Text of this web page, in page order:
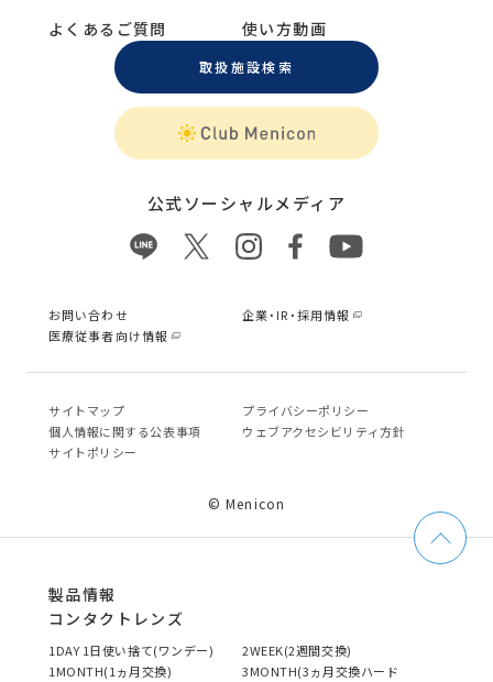
よくあるご質問 使い方動画
取扱施設検索
公式ソーシャルメディア
お問い合わせ
企業・IR・採用情報
医療従事者向け情報
サイトマップ
プライバシーポリシー
個⼈情報に関する公表事項
ウェブアクセシビリティ方針
サイトポリシー
© Menicon
製品情報
コンタクトレンズ
1DAY 1日使い捨て(ワンデー)
2WEEK(2週間交換)
1MONTH(1ヵ月交換)
3MONTH(3ヵ月交換ハード